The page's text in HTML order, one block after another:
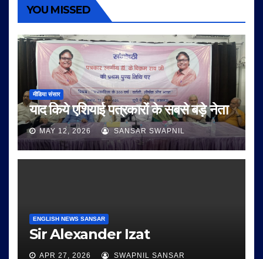
YOU MISSED
मीडिया संसार
याद किये एशियाई पत्रकारों के सबसे बड़े नेता
MAY 12, 2026 SANSAR SWAPNIL
ENGLISH NEWS SANSAR
Sir Alexander Izat
APR 27, 2026 SWAPNIL SANSAR